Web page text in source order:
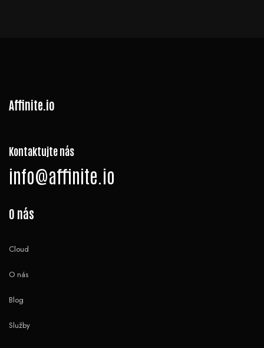
Affinite.io
Kontaktujte nás
info@affinite.io
O nás
Cloud
O nás
Blog
Služby